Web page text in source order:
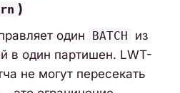
)
один BATCH из
в один партишен. LWT-
не могут пересекать